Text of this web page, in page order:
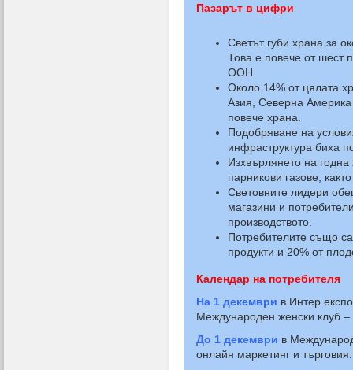
Пазарът в цифри
Светът губи храна за
Това е повече от шест
ООН.
Около 14% от цялата
Азия, Северна Америка
повече храна.
Подобряване на
инфраструктура биха
Изхвърлянето на
парникови газове,
Световните лидери
магазини и
производството.
Потребителите също
продукти и 20% от
Календар на потребителя
На 1 декември в Интер
Международен женски клуб
До 1 декември в
онлайн маркетинг и търговия.